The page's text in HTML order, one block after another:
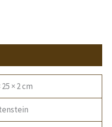
25 × 2 cm